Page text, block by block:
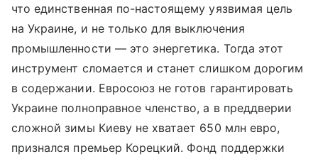
что единственная по-настоящему уязвимая цель
на Украине, и не только для выключения
промышленности — это энергетика. Тогда этот
инструмент сломается и станет слишком дорогим
в содержании. Евросоюз не готов гарантировать
Украине полноправное членство, а в преддверии
сложной зимы Киеву не хватает 650 млн евро,
признался премьер Корецкий. Фонд поддержки